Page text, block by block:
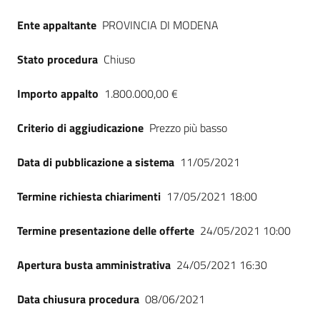
English
site
su
Ente appaltante PROVINCIA DI MODENA
Stato procedura Chiuso
Importo appalto 1.800.000,00 €
Criterio di aggiudicazione Prezzo più basso
Data di pubblicazione a sistema 11/05/2021
Termine richiesta chiarimenti 17/05/2021 18:00
Termine presentazione delle offerte 24/05/2021 10:00
Apertura busta amministrativa 24/05/2021 16:30
Data chiusura procedura 08/06/2021